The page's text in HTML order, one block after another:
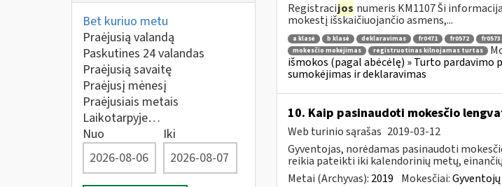
Bet kuriuo metu
Praėjusią valandą
Paskutines 24 valandas
Praėjusią savaitę
Praėjusį mėnesį
Praėjusiais metais
Laikotarpyje…
Nuo
Iki
Registracijos numeris KM1107 Ši
mokestį išskaičiuojančio asmens,...
a klasė b klasė deklaravimas fr0471 fr0572 fr0573
mokesčio mokėjimas
registruotinas kilnojamas turtas
išmokos (pagal abėcėlę) » Turto
sumokėjimas ir deklaravimas
10. Kaip pasinaudoti mokesčio
Web turinio sąrašas 2019-03-12
Gyventojas, norėdamas pasinaudoti
reikia pateikti iki kalendorinių metų, einančių
Metai (Archyvas): 2019 Mokesčiai: